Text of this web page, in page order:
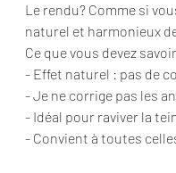
Le rendu? Comme si
naturel et harmonieux
Ce que vous devez
- Effet naturel : pas de
- Je ne corrige pas les
- Idéal pour raviver la
- Convient à toutes